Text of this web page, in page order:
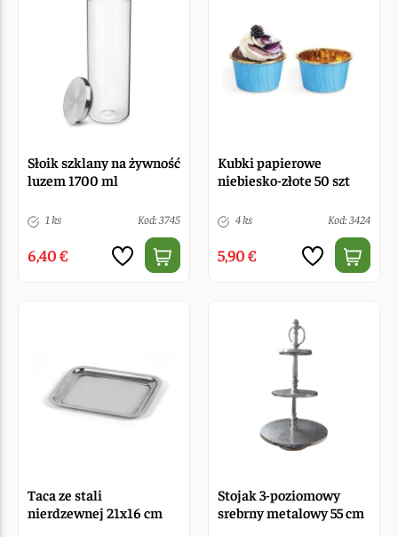
Słoik szklany na żywność
luzem 1700 ml
1 ks Kod: 3745
6,40 €
Kubki papierowe
niebiesko-złote 50 szt
4 ks Kod: 3424
5,90 €
Taca ze stali
nierdzewnej 21x16 cm
Stojak 3-poziomowy
srebrny metalowy 55 cm